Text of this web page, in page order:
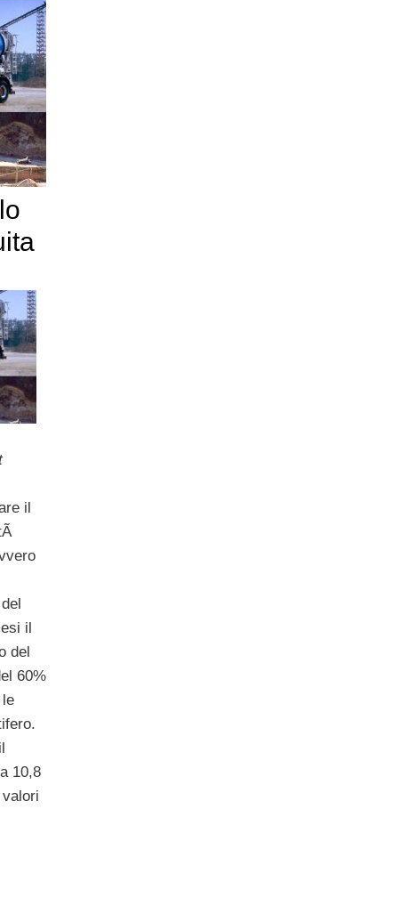
il
il
del
60%
10,8